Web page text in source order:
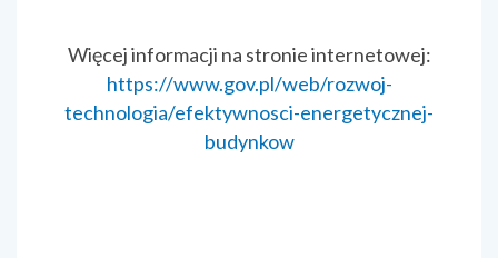
Więcej informacji na stronie internetowej:
https://www.gov.pl/web/rozwoj-
technologia/efektywnosci-energetycznej-
budynkow